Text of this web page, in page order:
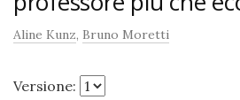
Aline Kunz, Bruno Moretti
Versione: